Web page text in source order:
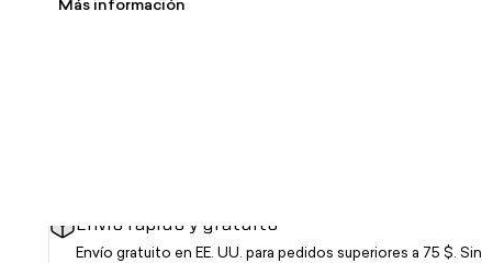
Más información
Envío rápido y gratuito
Envío gratuito en EE. UU. para pedidos superiores a 75 $. Sin